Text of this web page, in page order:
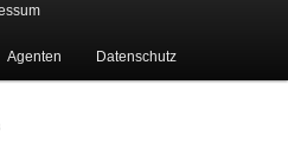
Agenten Datenschutz